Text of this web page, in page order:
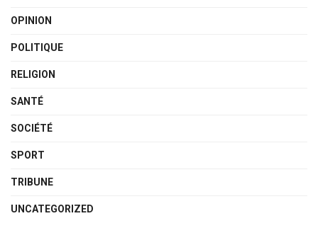
OPINION
POLITIQUE
RELIGION
SANTÉ
SOCIÉTÉ
SPORT
TRIBUNE
UNCATEGORIZED